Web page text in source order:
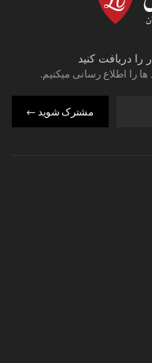
را دریافت کنید
را اطلاع رسانی میکنیم.
مشترک شوید